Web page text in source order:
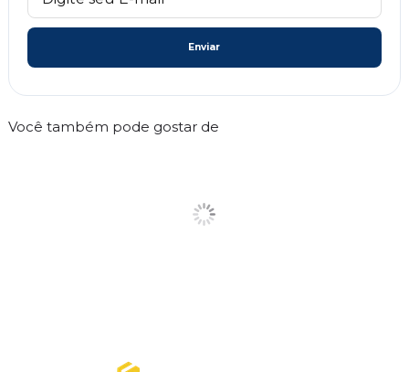
Enviar
Você também pode gostar de